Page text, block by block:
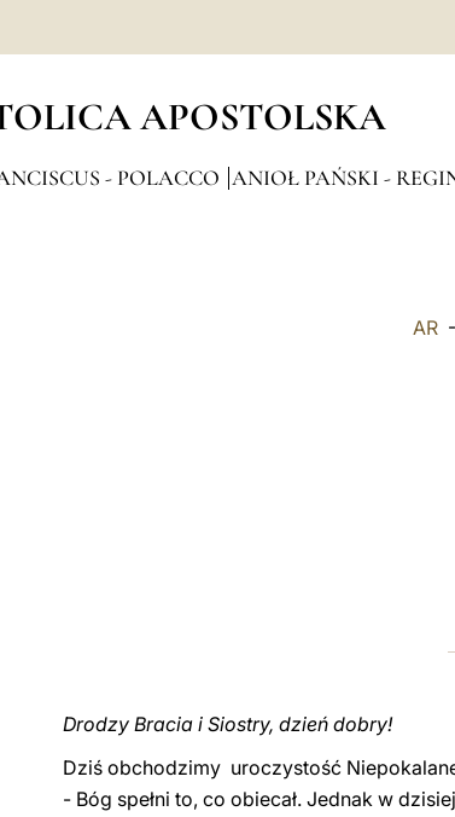
APOSTOLSKA
- POLACCO ANIOŁ PAŃSKI -
AR-
Drodzy Bracia i Siostry, dzień dobry!
Dziś obchodzimy uroczystość
- Bóg spełni to, co obiecał. Jednak w